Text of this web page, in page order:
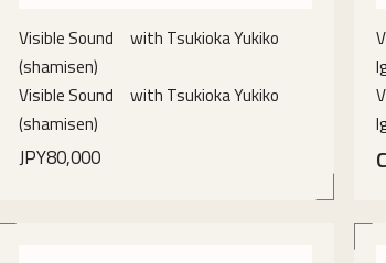
Visible Sound with Tsukioka Yukiko
(shamisen)
Visible Sound with Tsukioka Yukiko
(shamisen)
JPY80,000